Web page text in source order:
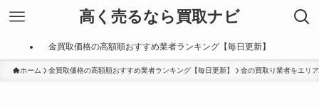
高く売るなら買取ナビ
金買取価格の高額順おすすめ業者ランキング【毎日更新】
ホーム 金買取価格の高額順おすすめ業者ランキング【毎日更新】 金の買取り業者をエリ